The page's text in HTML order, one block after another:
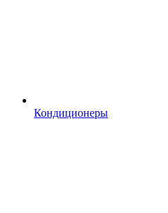
Кондиционеры